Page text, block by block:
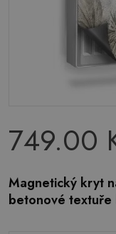
749.00
Magnetický kryt
betonové textuře